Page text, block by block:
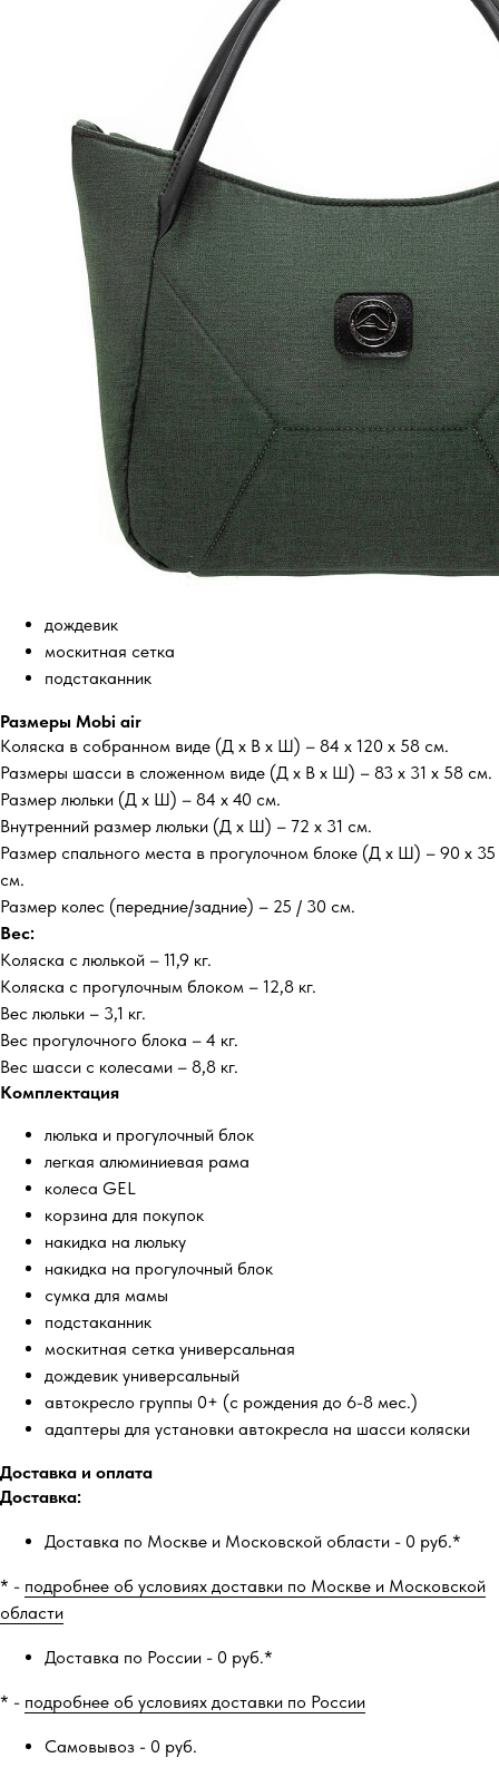
дождевик
москитная сетка
подстаканник
Размеры Mobi air
Коляска в собранном виде (Д х В х Ш) – 84 х 120 х 58 см.
Размеры шасси в сложенном виде (Д х В х Ш) – 83 х 31 х 58 см.
Размер люльки (Д х Ш) – 84 х 40 см.
Внутренний размер люльки (Д х Ш) – 72 х 31 см.
Размер спального места в прогулочном блоке (Д х Ш) – 90 х 35
см.
Размер колес (передние/задние) – 25 / 30 см.
Вес:
Коляска с люлькой – 11,9 кг.
Коляска с прогулочным блоком – 12,8 кг.
Вес люльки – 3,1 кг.
Вес прогулочного блока – 4 кг.
Вес шасси с колесами – 8,8 кг.
Комплектация
люлька и прогулочный блок
легкая алюминиевая рама
колеса GEL
корзина для покупок
накидка на люльку
накидка на прогулочный блок
сумка для мамы
подстаканник
москитная сетка универсальная
дождевик универсальный
автокресло группы 0+ (с рождения до 6-8 мес.)
адаптеры для установки автокресла на шасси коляски
Доставка и оплата
Доставка:
Доставка по Москве и Московской области - 0 руб.*
* - подробнее об условиях доставки по Москве и Московской
области
Доставка по России - 0 руб.*
* - подробнее об условиях доставки по России
Самовывоз - 0 руб.